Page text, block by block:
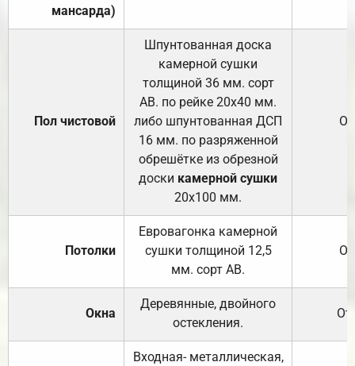
мансарда)
Пол чистовой
Шпунтованная доска
камерной сушки
толщиной 36 мм. сорт
АВ. по рейке 20х40 мм.
либо шпунтованная ДСП
16 мм. по разряженной
обрешётке из обрезной
доски камерной сушки
20х100 мм.
Потолки
Евровагонка камерной
сушки толщиной 12,5
мм. сорт АВ.
Окна
Деревянные, двойного
остекления.
Входная- металлическая,